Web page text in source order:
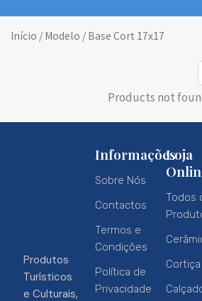
Início / Modelo / Base Cort 17x17
Products not
Produtos
Turísticos
e Culturais,
Informações
Sobre Nós
Contactos
Termos e
Condições
Política de
Privacidade
Loja
Todos
Cortiça